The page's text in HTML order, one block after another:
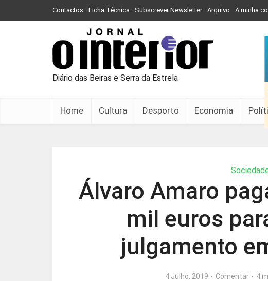
Contactos Ficha Técnica Subscrever Newsletter Arquivo A minha
Diário das Beiras e Serra da Estrela
Home Cultura Desporto Economia
Álvaro Amaro
mil euros
julgamento
4 Julho, 2019 Comentar 4